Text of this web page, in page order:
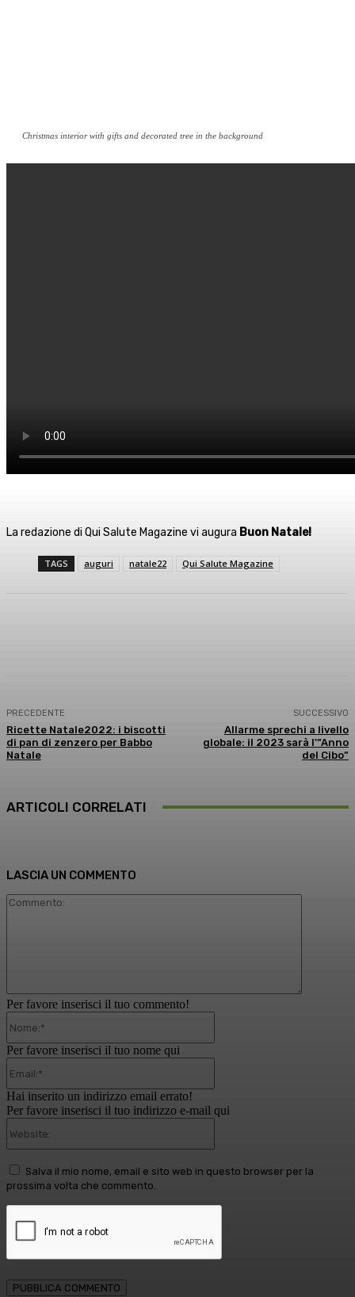
Christmas interior with gifts and decorated tree in the background
La redazione di Qui Salute Magazine vi augura Buon Natale!
TAGS auguri natale22 Qui Salute Magazine
PRECEDENTE
Ricette Natale2022: i biscotti
di pan di zenzero per Babbo
Natale
SUCCESSIVO
Allarme sprechi a livello
globale: il 2023 sarà l'”Anno
del Cibo”
ARTICOLI CORRELATI
LASCIA UN COMMENTO
Per favore inserisci il tuo commento!
Per favore inserisci il tuo nome qui
Hai inserito un indirizzo email errato!
Per favore inserisci il tuo indirizzo e-mail qui
Salva il mio nome, email e sito web in questo browser per la
prossima volta che commento.